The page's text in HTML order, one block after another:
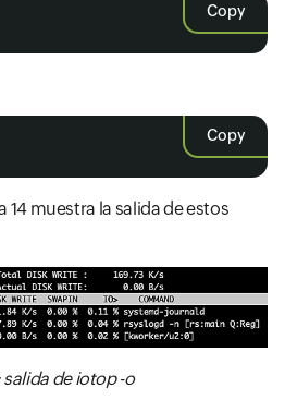
Copy
Copy
muestra la salida de estos
salida de iotop -o